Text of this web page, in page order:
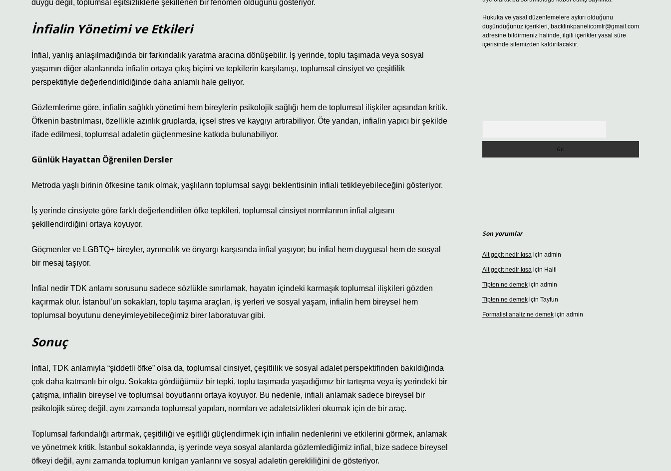
duygu değil, toplumsal eşitsizliklerle şekillenen bir fenomen olduğunu gösteriyor.
İnfialin Yönetimi ve Etkileri
İnfial, yanlış anlaşılmadığında bir farkındalık yaratma aracına dönüşebilir. İş yerinde, toplu taşımada veya sosyal
yaşamın diğer alanlarında infialin ortaya çıkış biçimi ve tepkilerin karşılanışı, toplumsal cinsiyet ve çeşitlilik
perspektifiyle değerlendirildiğinde daha anlamlı hale geliyor.
Gözlemlerime göre, infialin sağlıklı yönetimi hem bireylerin psikolojik sağlığı hem de toplumsal ilişkiler açısından kritik.
Öfkenin bastırılması, özellikle azınlık gruplarda, içsel stres ve kaygıyı artırabiliyor. Öte yandan, infialin yapıcı bir şekilde
ifade edilmesi, toplumsal adaletin güçlenmesine katkıda bulunabiliyor.
Günlük Hayattan Öğrenilen Dersler
Metroda yaşlı birinin öfkesine tanık olmak, yaşlıların toplumsal saygı beklentisinin infiali tetikleyebileceğini gösteriyor.
İş yerinde cinsiyete göre farklı değerlendirilen öfke tepkileri, toplumsal cinsiyet normlarının infial algısını
şekillendirdiğini ortaya koyuyor.
Göçmenler ve LGBTQ+ bireyler, ayrımcılık ve önyargı karşısında infial yaşıyor; bu infial hem duygusal hem de sosyal
bir mesaj taşıyor.
İnfial nedir TDK anlamı sorusunu sadece sözlükle sınırlamak, hayatın içindeki karmaşık toplumsal ilişkileri gözden
kaçırmak olur. İstanbul’un sokakları, toplu taşıma araçları, iş yerleri ve sosyal yaşam, infialin hem bireysel hem
toplumsal boyutunu deneyimleyebileceğimiz birer laboratuvar gibi.
Sonuç
İnfial, TDK anlamıyla “şiddetli öfke” olsa da, toplumsal cinsiyet, çeşitlilik ve sosyal adalet perspektifinden bakıldığında
çok daha katmanlı bir olgu. Sokakta gördüğümüz bir tepki, toplu taşımada yaşadığımız bir tartışma veya iş yerindeki bir
çatışma, infialin bireysel ve toplumsal boyutlarını ortaya koyuyor. Bu nedenle, infiali anlamak sadece bireysel bir
psikolojik süreç değil, aynı zamanda toplumsal yapıları, normları ve adaletsizlikleri okumak için de bir araç.
Toplumsal farkındalığı artırmak, çeşitliliği ve eşitliği güçlendirmek için infialin nedenlerini ve etkilerini görmek, anlamak
ve yönetmek kritik. İstanbul sokaklarında, iş yerinde veya sosyal alanlarda gözlemlediğimiz infial, bize sadece bireysel
öfkeyi değil, aynı zamanda toplumun kırılgan yanlarını ve sosyal adaletin gerekliliğini de gösteriyor.
Hukuka ve yasal düzenlemelere aykırı olduğunu
düşündüğünüz içerikleri, backlinkpanelicomtr@gmail.com
adresine bildirmeniz halinde, ilgili içerikler yasal süre
içerisinde sitemizden kaldırılacaktır.
Son yorumlar
Alt geçit nedir kısaiçin admin
Alt geçit nedir kısaiçin Halil
Tipten ne demekiçin admin
Tipten ne demekiçin Tayfun
Formalist analiz ne demekiçin admin